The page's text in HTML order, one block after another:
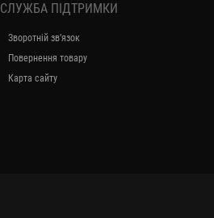
СЛУЖБА ПІДТРИМКИ
Зворотній зв’язок
Повернення товару
Карта сайту